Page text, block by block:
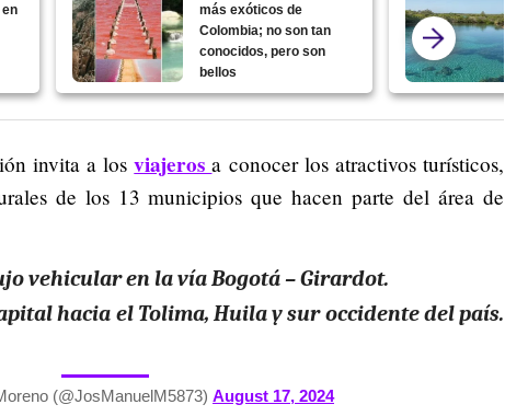
más exóticos de
Colombia; no son tan
conocidos, pero son
bellos
invita a losviajerosa conocer los atractivos turísticos,
de los 13 municipios que hacen parte del área de
vehicular en la vía Bogotá – Girardot.
hacia el Tolima, Huila y sur occidente del país.
(@JosManuelM5873) August 17, 2024